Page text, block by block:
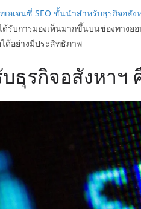
เอเจนซี่ SEO ชั้นนำสำหรับธุรกิจอสัง
รับการมองเห็นมากขึ้นบนช่องทาง
ด้อย่างมีประสิทธิภาพ
ธุรกิจอสังหาฯ